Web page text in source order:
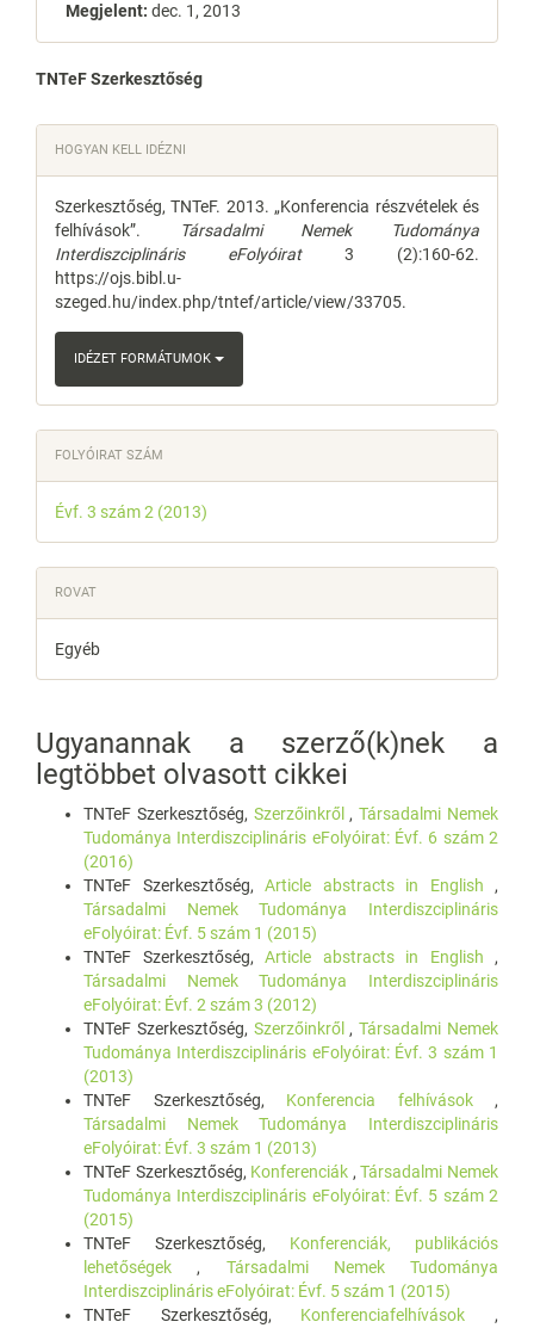
Megjelent: dec. 1, 2013
Main
Article
Content
TNTeF Szerkesztőség
Article
Details
HOGYAN KELL IDÉZNI
Szerkesztőség, TNTeF. 2013. „Konferencia részvételek és
felhívások”.
Társadalmi Nemek Tudománya
Interdiszciplináris eFolyóirat3 (2):160-62.
https://ojs.bibl.u-
szeged.hu/index.php/tntef/article/view/33705.
IDÉZET FORMÁTUMOK
FOLYÓIRAT SZÁM
Évf. 3 szám 2 (2013)
ROVAT
Egyéb
Ugyanannak a szerző(k)nek a
legtöbbet olvasott cikkei
TNTeF Szerkesztőség, Szerzőinkről ,Társadalmi Nemek
Tudománya Interdiszciplináris eFolyóirat: Évf. 6 szám 2
(2016)
TNTeF Szerkesztőség, Article abstracts in English ,
Társadalmi Nemek Tudománya Interdiszciplináris
eFolyóirat: Évf. 5 szám 1 (2015)
TNTeF Szerkesztőség, Article abstracts in English ,
Társadalmi Nemek Tudománya Interdiszciplináris
eFolyóirat: Évf. 2 szám 3 (2012)
TNTeF Szerkesztőség, Szerzőinkről ,Társadalmi Nemek
Tudománya Interdiszciplináris eFolyóirat: Évf. 3 szám 1
(2013)
TNTeF Szerkesztőség, Konferencia felhívások ,
Társadalmi Nemek Tudománya Interdiszciplináris
eFolyóirat: Évf. 3 szám 1 (2013)
TNTeF Szerkesztőség, Konferenciák ,Társadalmi Nemek
Tudománya Interdiszciplináris eFolyóirat: Évf. 5 szám 2
(2015)
TNTeF Szerkesztőség, Konferenciák, publikációs
lehetőségek , Társadalmi Nemek Tudománya
Interdiszciplináris eFolyóirat: Évf. 5 szám 1 (2015)
TNTeF Szerkesztőség, Konferenciafelhívások ,